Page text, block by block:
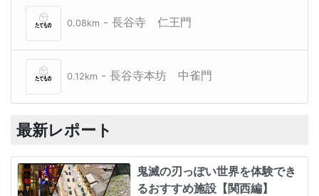
0.08km - 長谷寺 仁王門
0.12km - 長谷寺本坊 中雀門
最新レポート
鬼滅の刃っぽい世界を体験でき
るおすすめ施設【関西編】